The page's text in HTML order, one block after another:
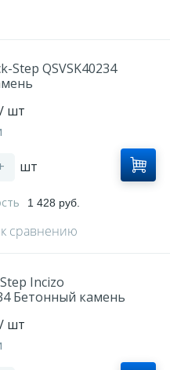
Step QSVSK40234
/ шт
шт
1 428 руб.
сравнению
Incizo
Бетонный камень
/ шт